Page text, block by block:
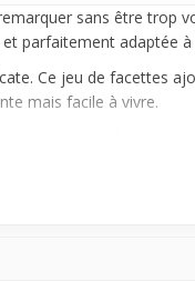
sans être trop
parfaitement adaptée
Ce jeu de facettes
mais facile à vivre.